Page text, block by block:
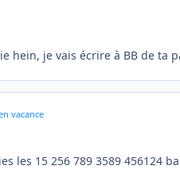
hein, je vais écrire à BB de ta
vacance
les 15 256 789 3589 456124